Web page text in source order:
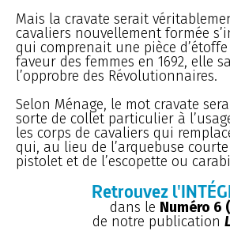
Mais la cravate serait
cavaliers nouvellement formée
qui comprenait une pièce
faveur des femmes en 1692, elle
l’opprobre des Révolutionnaires.
Selon Ménage, le mot cravate
sorte de collet particulier à
les corps de cavaliers qui
qui, au lieu de l’arquebuse
pistolet et de l’escopette ou
Retrouvez
dans le Numéro 6
de notre publication